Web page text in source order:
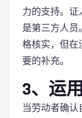
力的支持。证
是第三方人员
格核实，但在
要的补充。
3、运
当劳动者确